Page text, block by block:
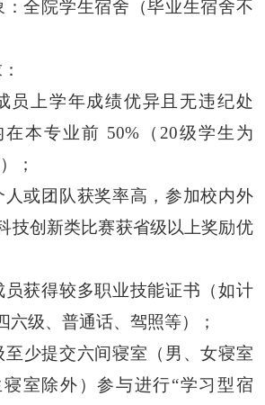
：全院学生宿舍（毕业生宿舍不
员上学年成绩优异且无违纪处
本专业前 50%（ 20级学生为
）
；
人或团队获奖率高，参加校内外
技创新类比赛获省级以上奖励优
员获得较多职业技能证书（如计
六级、普通话、驾照等）；
至少提交六间寝室（男、女寝室
室除外）参与进行“学习型宿